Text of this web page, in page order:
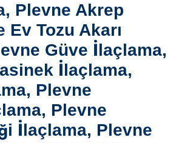
Plevne Akrep
Tozu Akarı
Güve İlaçlama,
İlaçlama,
Plevne
Plevne
İlaçlama, Plevne